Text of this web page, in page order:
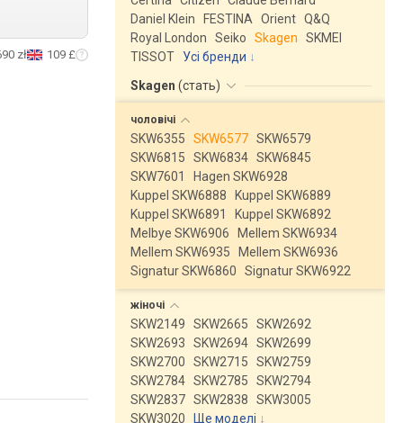
zł 109 £
Daniel Klein
FESTINA Orient Q&Q
Royal London
Seiko Skagen
SKMEI
TISSOT
Усі бренди
Skagen (стать)
чоловічі
SKW6355 SKW6577 SKW6579
SKW6815
SKW6834 SKW6845
SKW7601
Hagen SKW6928
Kuppel SKW6888
Kuppel SKW6889
Kuppel SKW6891
Kuppel SKW6892
Melbye SKW6906
Mellem SKW6934
Mellem SKW6935
Mellem SKW6936
Signatur SKW6860
Signatur SKW6922
жіночі
SKW2149 SKW2665
SKW2692
SKW2693
SKW2694 SKW2699
SKW2700
SKW2715
SKW2759
SKW2784 SKW2785
SKW2794
SKW2837 SKW2838
SKW3005
SKW3020
Ще моделі ↓